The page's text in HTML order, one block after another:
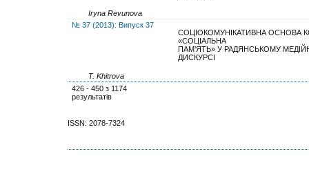
Irуna Revunova
№ 37 (2013): Випуск 37
СОЦІОКОМУНІКАТИВНА ОСНОВА
«СОЦІАЛЬНА
ПАМ’ЯТЬ» У РАДЯНСЬКОМУ
ДИСКУРСІ
T. Khitrova
426 - 450 з 1174
результатів
ISSN: 2078-7324